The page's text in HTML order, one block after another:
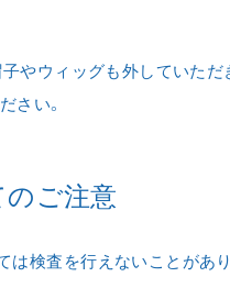
子やウィッグも外していた
さい。
ご注意
は検査を行えないことがあり